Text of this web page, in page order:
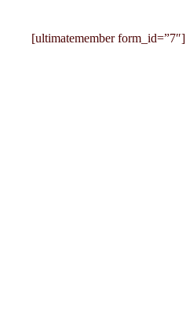
[ultimatemember form_id=”7″]